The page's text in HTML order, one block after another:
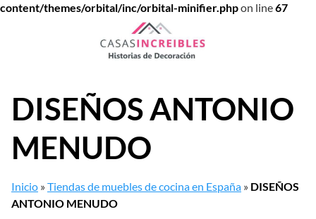
content/themes/orbital/inc/orbital-minifier.phpon line67
DISEÑOS ANTONIO
MENUDO
Inicio »Tiendas de muebles de cocina en España » DISEÑOS
ANTONIO MENUDO